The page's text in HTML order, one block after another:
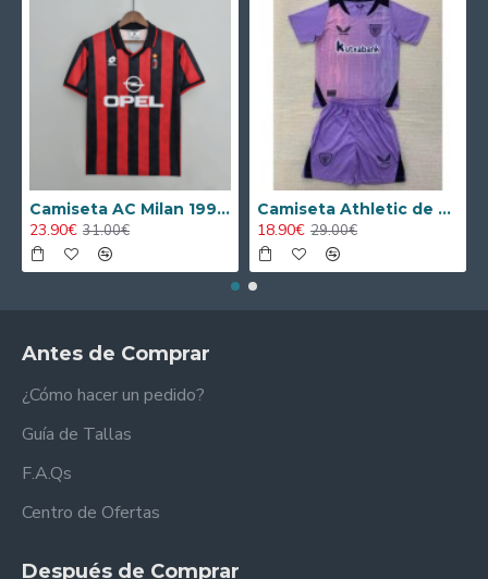
Camiseta AC Milan 1995/1996 Local Retro
23.90€ 31.00€
Camiseta Athletic de Bilbao 2024/2025 Alternativo Niño Kit
18.90€ 29.00€
Antes de Comprar
¿Cómo hacer un pedido?
Guía de Tallas
F.A.Qs
Centro de Ofertas
Después de Comprar